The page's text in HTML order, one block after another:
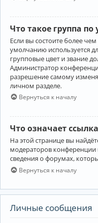
Что такое группа
Если вы состоите более
умолчанию используется
групповые цвет и звание
Администратор
разрешение самому
личном разделе.
Вернуться к началу
Что означает
На этой странице вы
модераторов
сведения о форумах,
Вернуться к началу
Личные сообщения